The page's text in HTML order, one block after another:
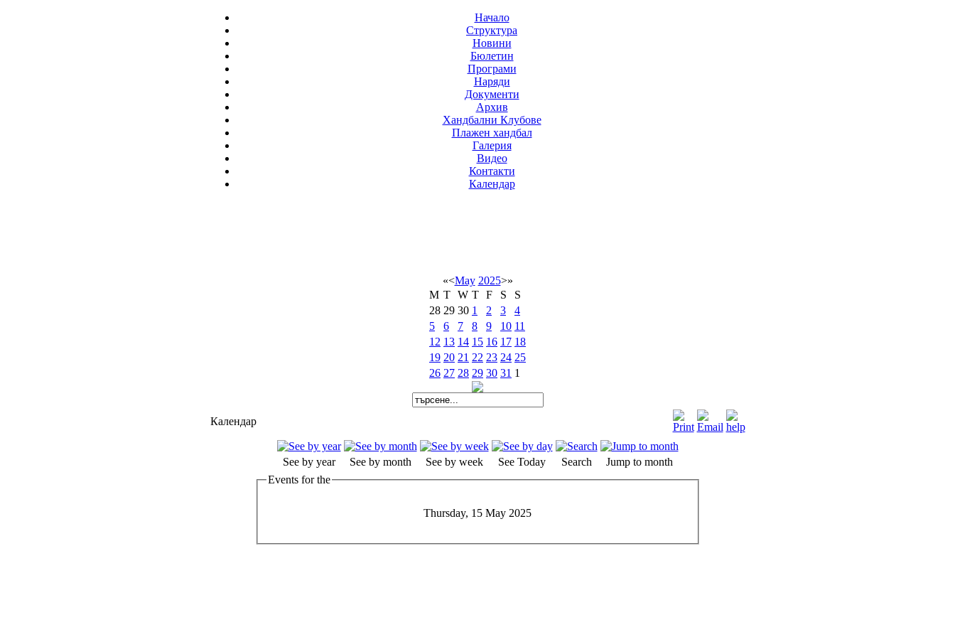
Начало
Структура
Новини
Бюлетин
Програми
Наряди
Документи
Архив
Хандбални Клубове
Плажен хандбал
Галерия
Видео
Контакти
Календар
«<May 2025>»
M T W T F S
S
28 29 30 1 2 3
4
5
6 7 8 9 10 11
12 13 14 15 16 17 18
19 20 21 22 23 24 25
26 27 28 29 30 31 1
Календар
See by year See by month See by week See Today Search
Jump to month
Events for the
Thursday, 15 May 2025